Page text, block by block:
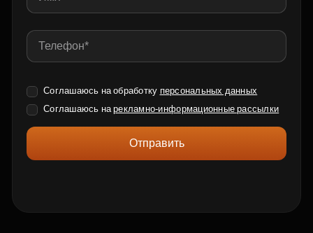
Соглашаюсь на обработку персональных данных
Соглашаюсь нарекламно-информационные рассылки
Отправить